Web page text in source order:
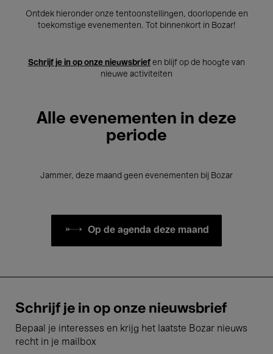
Ontdek hieronder onze tentoonstellingen, doorlopende en
toekomstige evenementen. Tot binnenkort in Bozar!
Schrijf je in op onze nieuwsbrief en blijf op de hoogte van
nieuwe activiteiten
Alle evenementen in deze
periode
Jammer, deze maand geen evenementen bij Bozar
Op de agenda deze maand
Schrijf je in op onze nieuwsbrief
Bepaal je interesses en krijg het laatste Bozar nieuws
recht in je mailbox